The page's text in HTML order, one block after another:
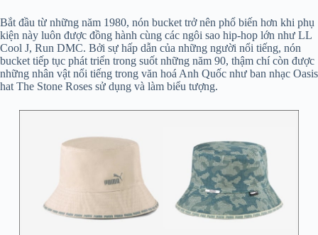
Bắt đầu từ những năm 1980, nón bucket trở nên phổ biến hơn khi phụ
kiện này luôn được đồng hành cùng các ngôi sao hip-hop lớn như LL
Cool J, Run DMC. Bởi sự hấp dẫn của những người nổi tiếng, nón
bucket tiếp tục phát triển trong suốt những năm 90, thậm chí còn được
những nhân vật nổi tiếng trong văn hoá Anh Quốc như ban nhạc Oasis
hat The Stone Roses sử dụng và làm biểu tượng.